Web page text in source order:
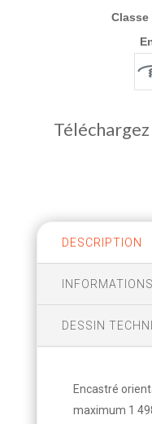
Classe
DESCRIPTION
DESSIN
Encastré
maximum 1